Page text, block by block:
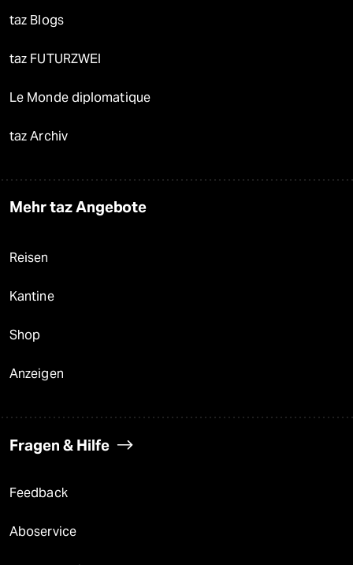
taz Blogs
taz FUTURZWEI
Le Monde diplomatique
taz Archiv
Mehr taz Angebote
Reisen
Kantine
Shop
Anzeigen
Fragen & Hilfe
Feedback
Aboservice